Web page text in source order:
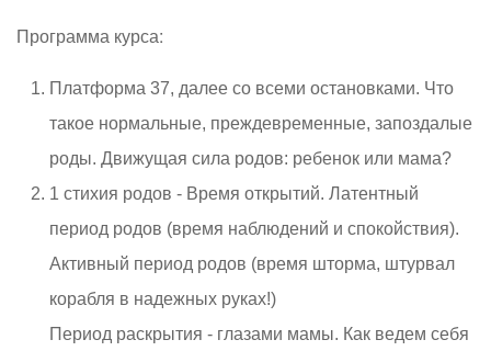
Программа курса:
Платформа 37, далее со всеми остановками. Что
такое нормальные, преждевременные, запоздалые
роды. Движущая сила родов: ребенок или мама?
1 стихия родов - Время открытий. Латентный
период родов (время наблюдений и спокойствия).
Активный период родов (время шторма, штурвал
корабля в надежных руках!)
Период раскрытия - глазами мамы. Как ведем себя